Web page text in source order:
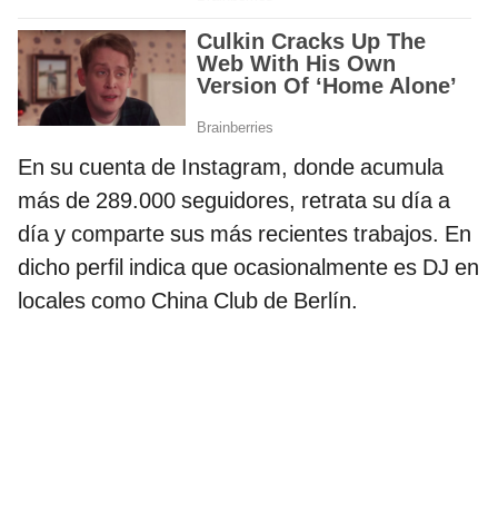
En su cuenta de Instagram, donde acumula
más de 289.000 seguidores, retrata su día a
día y comparte sus más recientes trabajos. En
dicho perfil indica que ocasionalmente es DJ en
locales como China Club de Berlín.